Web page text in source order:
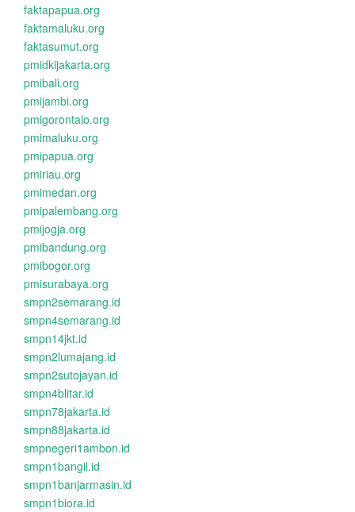
faktapapua.org
faktamaluku.org
faktasumut.org
pmidkijakarta.org
pmibali.org
pmijambi.org
pmigorontalo.org
pmimaluku.org
pmipapua.org
pmiriau.org
pmimedan.org
pmipalembang.org
pmijogja.org
pmibandung.org
pmibogor.org
pmisurabaya.org
smpn2semarang.id
smpn4semarang.id
smpn14jkt.id
smpn2lumajang.id
smpn2sutojayan.id
smpn4blitar.id
smpn78jakarta.id
smpn88jakarta.id
smpnegeri1ambon.id
smpn1bangil.id
smpn1banjarmasin.id
smpn1biora.id